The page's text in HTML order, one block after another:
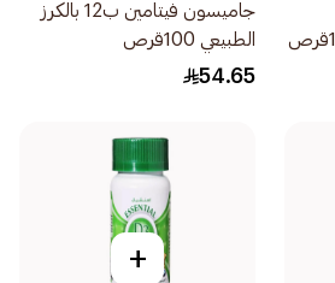
جاميسون فيتامين ب12 بالكرز
الطبيعي 100قرص
54.65
+